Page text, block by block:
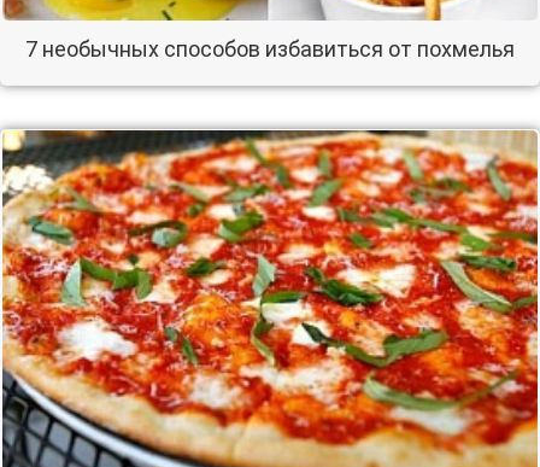
7 необычных способов избавиться от похмелья